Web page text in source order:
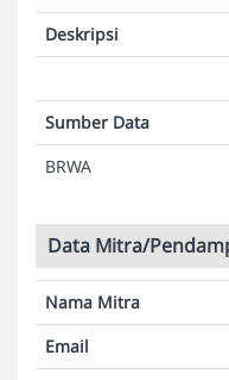
Deskripsi
Sumber Data
BRWA
Data Mitra/
Nama Mitra
Email